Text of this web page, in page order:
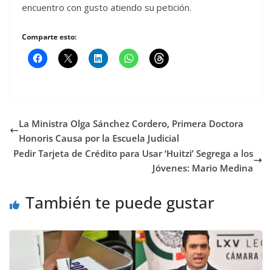
encuentro con gusto atiendo su petición.
Comparte esto:
La Ministra Olga Sánchez Cordero, Primera Doctora
Honoris Causa por la Escuela Judicial
Pedir Tarjeta de Crédito para Usar ‘Huitzi’ Segrega a los
Jóvenes: Mario Medina
También te puede gustar